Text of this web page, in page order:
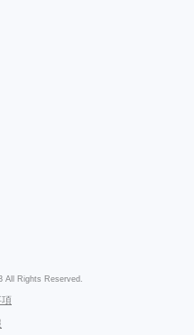
All Rights Reserved.